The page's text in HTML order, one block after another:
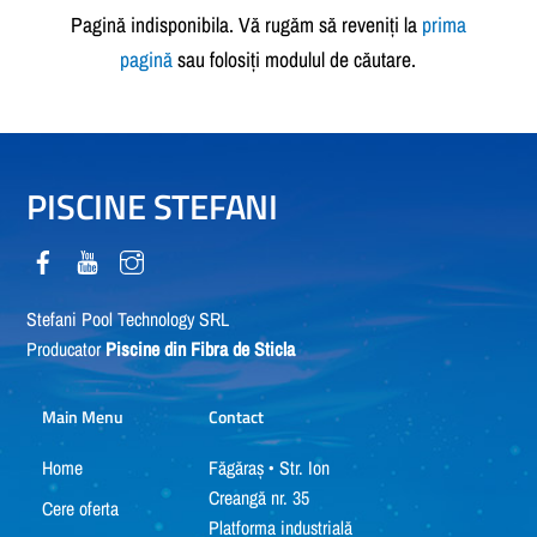
Pagină indisponibila. Vă rugăm să reveniți la prima
paginăsau folosiți modulul de căutare.
PISCINE STEFANI
Stefani Pool Technology SRL
ProducatorPiscine din Fibra de Sticla
Main Menu
Home
Cere oferta
Contact
Făgăraș • Str. Ion
Creangă nr. 35
Platforma industrială